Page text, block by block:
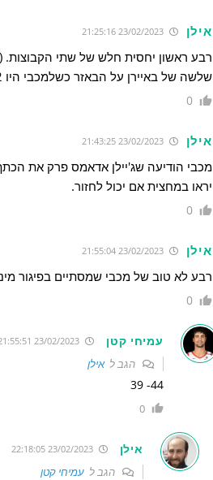
אילן 23/02/2023 21:25:16
רבע ראשון יחסית חלש של שתי הקבוצות.
שלשה של באיירן על הבאזר כשלמכבי היו 2 עבירות לתת.
0
אילן 23/02/2023 21:43:25
מכבי הודיעה שג'יילן אדאמס פרק את
יראו במחצית אם יכול לחזור.
0
אילן 23/02/2023 21:55:04
רבע לא טוב של מכבי שמסתיים בפיגור מינימלי של 5
0
עמיחי קטן
הגב לאילן
44- 39
0
אילן 23/02/2023 22:18:05
הגב לעמיחי קטן